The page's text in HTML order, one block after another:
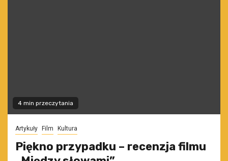
4 min przeczytania
Artykuły Film Kultura
Piękno przypadku – recenzja filmu